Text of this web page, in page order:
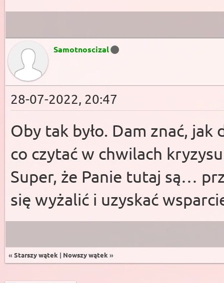
Samotnoscizal
28-07-2022, 20:47
Oby tak było. Dam znać,
co czytać w chwilach
Super, że Panie tutaj są…
się wyżalić i uzyskać
« Starszy wątek | Nowszy wątek »